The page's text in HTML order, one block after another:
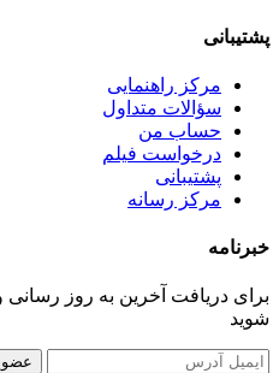
پشتیبانی
مرکز راهنمایی
سؤالات متداول
حساب من
درخواست فیلم
پشتیبانی
مرکز رسانه
خبرنامه
برای دریافت آخرین به روز رسانی
شوید